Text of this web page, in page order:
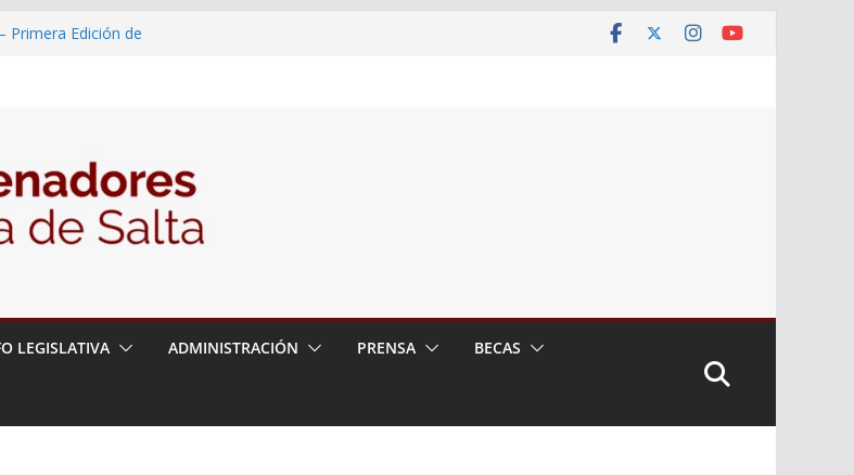
Primera Edición de
Créase el Ente Salteño
LEGISLATIVA ADMINISTRACIÓN PRENSA BECAS